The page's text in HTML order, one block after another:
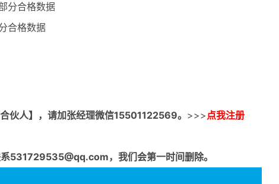
分合格数据
合格数据
伙人】，请加张经理微信15501122569。 >>>点我注册
531729535@qq.com，我们会第一时间删除。